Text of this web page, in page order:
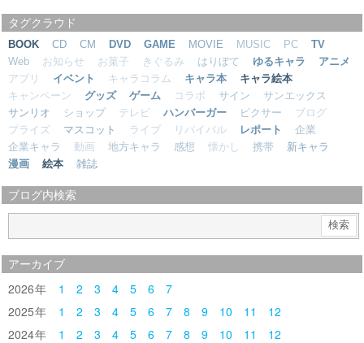
タグクラウド
BOOK CD CM DVD GAME MOVIE MUSIC PC
TV
Web
お知らせ お菓子 きぐるみ はりぼて ゆるキャラ
アニメ
アプリ
イベント キャラコラム キャラ本
キャラ絵本
キャンペーン
グッズ ゲーム コラボ サイン
サンエックス
サンリオ
ショップ テレビ ハンバーガー ピクサー
ブログ
プライズ
マスコット ライブ リバイバル レポート
企業
企業キャラ
動画 地方キャラ 感想 懐かし 携帯
新キャラ
漫画
絵本 雑誌
ブログ内検索
アーカイブ
2026 1 2 3 4 5 6
7
2025
1 2 3 4 5 6 7 8 9 10 11
12
2024
1 2 3 4 5 6 7 8 9 10 11
12